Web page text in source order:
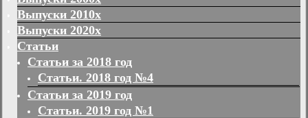
Выпуски 2010х
Выпуски 2020х
Статьи
Статьи за 2018 год
Статьи. 2018 год №4
Статьи за 2019 год
Статьи. 2019 год №1